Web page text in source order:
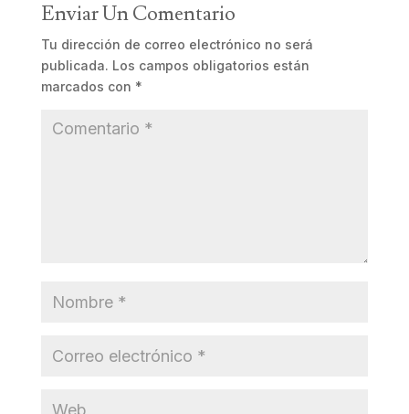
Enviar Un Comentario
Tu dirección de correo electrónico no será
publicada. Los campos obligatorios están
marcados con *